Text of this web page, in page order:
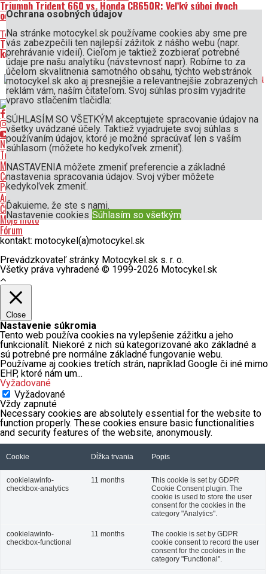
Triumph Trident 660 vs. Honda CB650R: Veľký súboj dvoch
odlišných koncepcií
Testy a recenziePred 7 dní
TEST Honda CB500F E-Clutch vs. CB750 Hornet E-Clutch: Pre
koho má zmysel automatická spojka od Hondy?
Partneri
Novinky
Testy a recenzie
Motoporadňa
Cestovanie
Podujatia
Archív časopisu Motomagazín
Články užívateľov
Moje moto
Fórum
kontakt: motocykel(a)motocykel.sk
Prevádzkovateľ stránky Motocykel.sk s. r. o.
Všetky práva vyhradené © 1999-2026 Motocykel.sk
Ochrana osobných údajov
Na stránke motocykel.sk používame cookies aby sme pre
vás zabezpečili ten najlepší zážitok z nášho webu (napr.
prehrávanie videií). Cieľom je taktiež zozbierať potrebné
údaje pre našu analytiku (návstevnosť napr). Robíme to za
účelom skvalitnenia samotného obsahu, týchto webstránok
motocykel.sk ako aj presnejšie a relevantnejšie zobrazených
reklám vám, naším čitateľom. Svoj súhlas prosím vyjadrite
vpravo stlačením tlačidla:
SÚHLASÍM SO VŠETKÝM akceptujete spracovanie údajov na
všetky uvádzané účely. Taktiež vyjadrujete svoj súhlas s
používaním údajov, ktoré je možné spracúvať len s vaším
súhlasom (môžete ho kedykoľvek zmeniť).
NASTAVENIA môžete zmeniť preferencie a základné
nastavenia spracovania údajov. Svoj výber môžete
kedykoľvek zmeniť.
Ďakujeme, že ste s nami.
Nastavenie cookies Súhlasím so všetkým
Close
Nastavenie súkromia
Tento web používa cookies na vylepšenie zážitku a jeho
funkcionalít. Niekoré z nich sú kategorizované ako základné a
sú potrebné pre normálne základné fungovanie webu.
Používame aj cookies tretích strán, napríklad Google či iné mimo
EHP, ktoré nám um...
Vyžadované
Vyžadované
Vždy zapnuté
Necessary cookies are absolutely essential for the website to
function properly. These cookies ensure basic functionalities
and security features of the website, anonymously.
Cookie Dĺžka trvania Popis
cookielawinfo-
checkbox-analytics
11 months
This cookie is set by GDPR
Cookie Consent plugin. The
cookie is used to store the user
consent for the cookies in the
category "Analytics".
cookielawinfo-
checkbox-functional
11 months
The cookie is set by GDPR
cookie consent to record the user
consent for the cookies in the
category "Functional".